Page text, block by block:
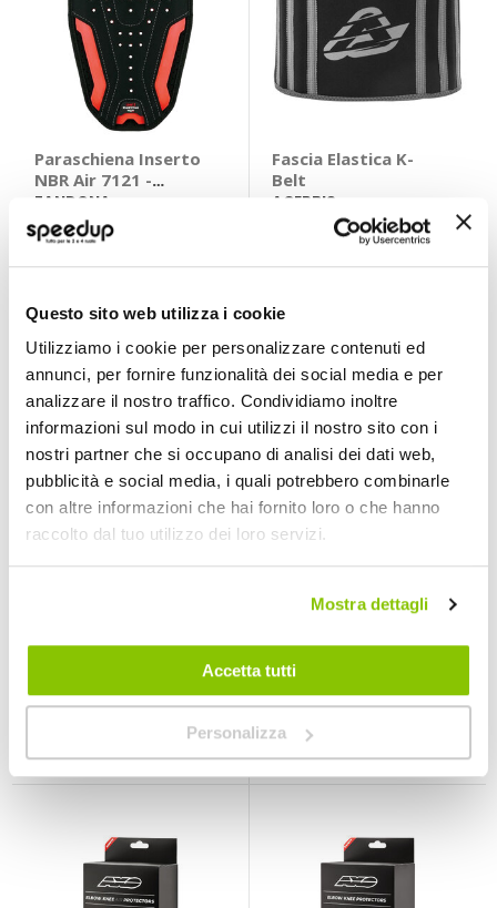
Questo sito web utilizza i cookie
Utilizziamo i cookie per personalizzare contenuti ed
annunci, per fornire funzionalità dei social media e per
analizzare il nostro traffico. Condividiamo inoltre
informazioni sul modo in cui utilizzi il nostro sito con i
nostri partner che si occupano di analisi dei dati web,
pubblicità e social media, i quali potrebbero combinarle
con altre informazioni che hai fornito loro o che hanno
raccolto dal tuo utilizzo dei loro servizi.
Mostra dettagli
Accetta tutti
Personalizza
Paraschiena Inserto
NBR Air 7121 -
ZANDONA
ZANDONA
Nero/rosso 230x370mm
Fascia Elastica K-
Belt
ACERBIS
interne Fianchi Air -
48H
interne Ginocchio
Air - AXO
AXO
Nero Tg unica
48H